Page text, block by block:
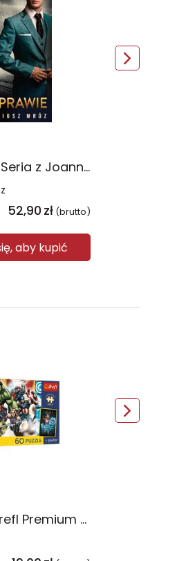
Bezprawie. Seria z Joanną Chyłką. Tom 20
52,90 zł (brutto)
aby kupić
Puzzle 60 Trefl Premium Plus Kids Marvel Razem Silniejsi 17436